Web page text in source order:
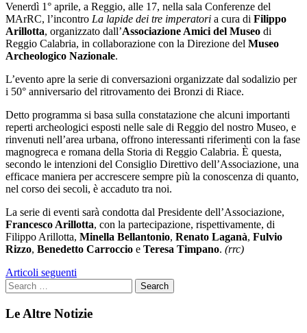
Venerdì 1° aprile, a Reggio, alle 17, nella sala Conferenze del
MArRC, l’incontro La lapide dei tre imperatori a cura di Filippo
Arillotta, organizzato dall’Associazione Amici del Museo di
Reggio Calabria, in collaborazione con la Direzione del Museo
Archeologico Nazionale.
L’evento apre la serie di conversazioni organizzate dal sodalizio per
i 50° anniversario del ritrovamento dei Bronzi di Riace.
Detto programma si basa sulla constatazione che alcuni importanti
reperti archeologici esposti nelle sale di Reggio del nostro Museo, e
rinvenuti nell’area urbana, offrono interessanti riferimenti con la fase
magnogreca e romana della Storia di Reggio Calabria. È questa,
secondo le intenzioni del Consiglio Direttivo dell’Associazione, una
efficace maniera per accrescere sempre più la conoscenza di quanto,
nel corso dei secoli, è accaduto tra noi.
La serie di eventi sarà condotta dal Presidente dell’Associazione,
Francesco Arillotta, con la partecipazione, rispettivamente, di
Filippo Arillotta, Minella Bellantonio, Renato Laganà, Fulvio
Rizzo, Benedetto Carroccio e Teresa Timpano. (rrc)
Navigazione
articoli
Articoli seguenti
Le Altre Notizie